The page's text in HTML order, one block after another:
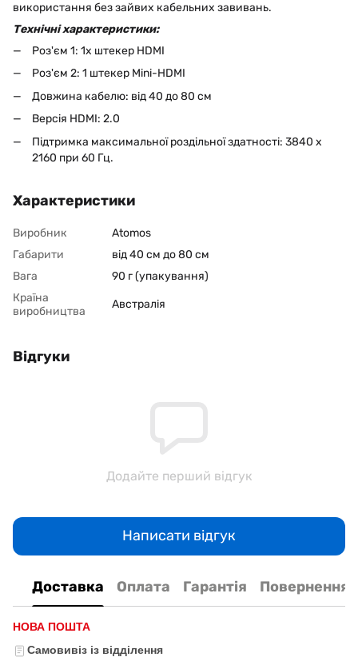
використання без зайвих кабельних завивань.
Технічні характеристики:
Роз'єм 1: 1x штекер HDMI
Роз'єм 2: 1 штекер Mini-HDMI
Довжина кабелю: від 40 до 80 см
Версія HDMI: 2.0
Підтримка максимальної роздільної здатності: 3840 x
2160 при 60 Гц.
Характеристики
Виробник
Atomos
Габарити
від 40 см до 80 см
Вага
90 г (упакування)
Країна
виробництва
Австралія
Відгуки
Додайте перший відгук
Написати відгук
Доставка Оплата Гарантія Повернення
НОВА ПОШТА
Самовивіз із відділення